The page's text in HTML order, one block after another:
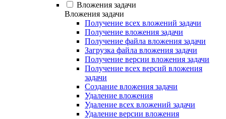
Вложения задачи
Вложения задачи
Получение всех вложений задачи
Получение вложения задачи
Получение файла вложения задачи
Загрузка файла вложения задачи
Получение версии вложения задачи
Получение всех версий вложения
задачи
Создание вложения задачи
Удаление вложения
Удаление всех вложений задачи
Удаление версии вложения